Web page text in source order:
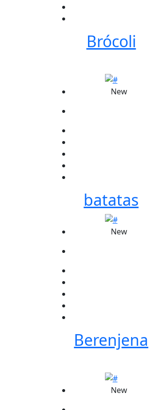
Brócoli
New
batatas
New
Berenjena
New